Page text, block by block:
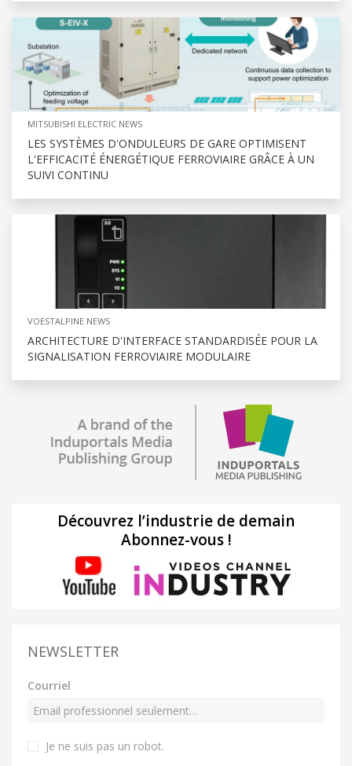
MITSUBISHI ELECTRIC NEWS
LES SYSTÈMES D'ONDULEURS DE GARE OPTIMISENT
L'EFFICACITÉ ÉNERGÉTIQUE FERROVIAIRE GRÂCE À UN
SUIVI CONTINU
VOESTALPINE NEWS
ARCHITECTURE D'INTERFACE STANDARDISÉE POUR LA
SIGNALISATION FERROVIAIRE MODULAIRE
Découvrez l’industrie de demain
Abonnez-vous !
NEWSLETTER
Courriel
Je ne suis pas un robot.